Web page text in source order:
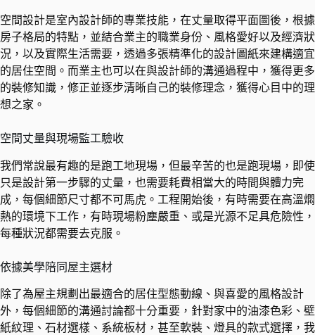
空間設計是室內設計師的專業技能，在丈量取得平面圖後，根據
房子格局的特點，並結合業主的職業身份、風格愛好以及經濟狀
況，以及實際生活需要，透過多張精準化的設計圖紙來建構適宜
的居住空間。而業主也可以在與設計師的溝通過程中，獲得更多
的裝修知識，修正並逐步清晰自己的裝修理念，獲得心目中的理
想之家。
空間丈量與現場監工驗收
我們常說最有趣的是跑工地現場，但最辛苦的也是跑現場，即使
只是設計第一步驟的丈量，也需要耗費相當大的時間與體力完
成，每個細節尺寸都不可馬虎。工程開始後，有時需要在高溫燜
熱的環境下工作，有時現場粉塵嚴重、或是光源不足具危險性，
每種狀況都需要去克服。
依據美學陪同屋主選材
除了為屋主規劃出最適合的居住型態動線、與喜愛的風格設計
外，每個細節的溝通討論都十分重要，針對家中的油漆色彩、壁
紙紋理、石材選樣、系統板材，甚至軟裝、燈具的款式選擇，我